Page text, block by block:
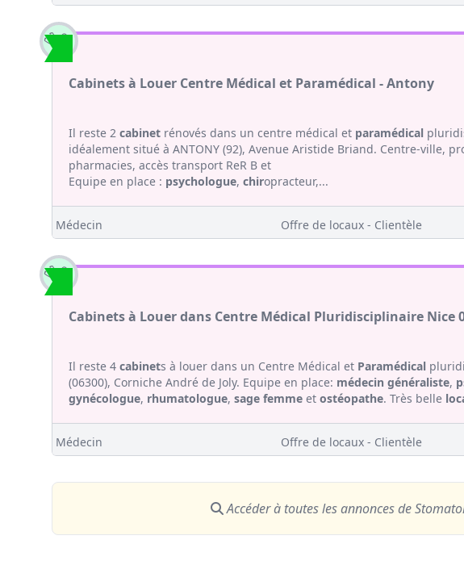
Cabinets à Louer Centre Médical et Paramédical - Antony
Il reste 2 cabinet rénovés dans un centre médical et paramédical
idéalement situé à ANTONY (92), Avenue Aristide Briand. Centre-ville,
pharmacies, accès transport ReR B et
Equipe en place : psychologue, chiropracteur,...
Médecin Offre de locaux - Clientèle
Cabinets à Louer dans Centre Médical Pluridisciplinaire Nice
Il reste 4 cabinets à louer dans un Centre Médical et Paramédical
(06300), Corniche André de Joly. Equipe en place: médecin généraliste,
gynécologue, rhumatologue, sage femme et ostéopathe. Très belle
Médecin Offre de locaux - Clientèle
Accéder à toutes les annoncesde